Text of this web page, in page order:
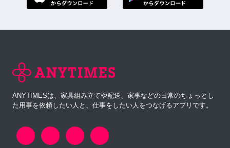
ANYTIMESは、家具組み立てや配送、家事などの日常のちょっとし
た用事を依頼したい人と、仕事をしたい人をつなげるアプリです。